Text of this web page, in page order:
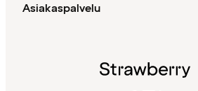
Asiakaspalvelu